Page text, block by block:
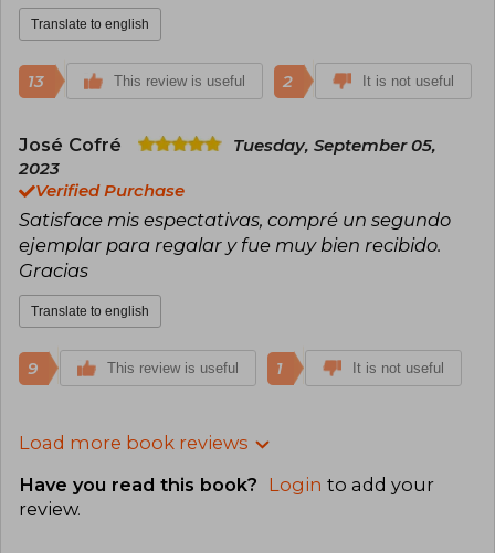
Translate to english
13 This review is useful 2 It is not useful
José Cofré
Tuesday, September 05,
2023
Verified Purchase
Satisface mis espectativas, compré un segundo
ejemplar para regalar y fue muy bien recibido.
Gracias
Translate to english
9 This review is useful 1 It is not useful
Load more book reviews
Have you read this book? Login to add your
review.